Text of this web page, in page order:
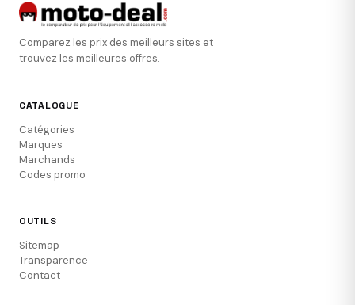
Comparez les prix des meilleurs sites et
trouvez les meilleures offres.
CATALOGUE
Catégories
Marques
Marchands
Codes promo
OUTILS
Sitemap
Transparence
Contact